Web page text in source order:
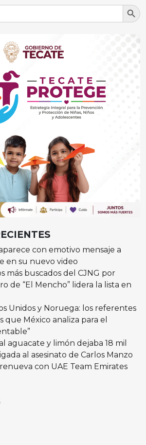
Search
con emotivo mensaje a
en su nuevo video
más buscados del CJNG por
de “El Mencho” lidera la lista en
Unidos y Noruega: los referentes
que México analiza para el
aguacate y limón dejaba 18 mil
al asesinato de Carlos Manzo
con UAE Team Emirates